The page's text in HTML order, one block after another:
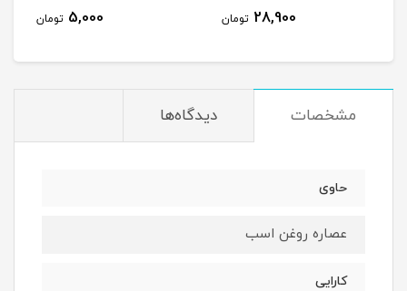
28,900 تومان 5,000 تومان
مشخصات دیدگاه‌ها
حاوی
عصاره روغن اسب
کارایی